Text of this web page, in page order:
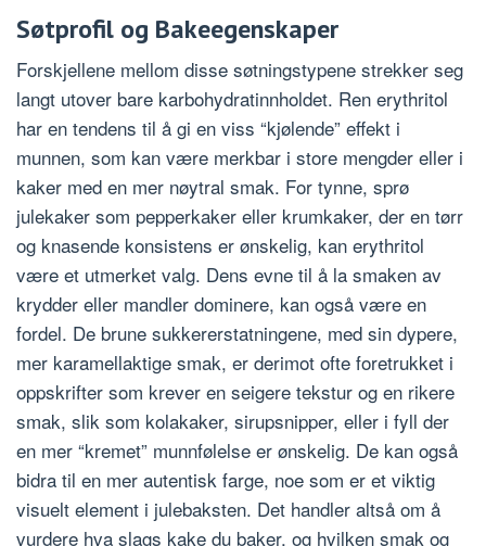
Søtprofil og Bakeegenskaper
Forskjellene mellom disse søtningstypene strekker seg
langt utover bare karbohydratinnholdet. Ren erythritol
har en tendens til å gi en viss “kjølende” effekt i
munnen, som kan være merkbar i store mengder eller i
kaker med en mer nøytral smak. For tynne, sprø
julekaker som pepperkaker eller krumkaker, der en tørr
og knasende konsistens er ønskelig, kan erythritol
være et utmerket valg. Dens evne til å la smaken av
krydder eller mandler dominere, kan også være en
fordel. De brune sukkererstatningene, med sin dypere,
mer karamellaktige smak, er derimot ofte foretrukket i
oppskrifter som krever en seigere tekstur og en rikere
smak, slik som kolakaker, sirupsnipper, eller i fyll der
en mer “kremet” munnfølelse er ønskelig. De kan også
bidra til en mer autentisk farge, noe som er et viktig
visuelt element i julebaksten. Det handler altså om å
vurdere hva slags kake du baker, og hvilken smak og